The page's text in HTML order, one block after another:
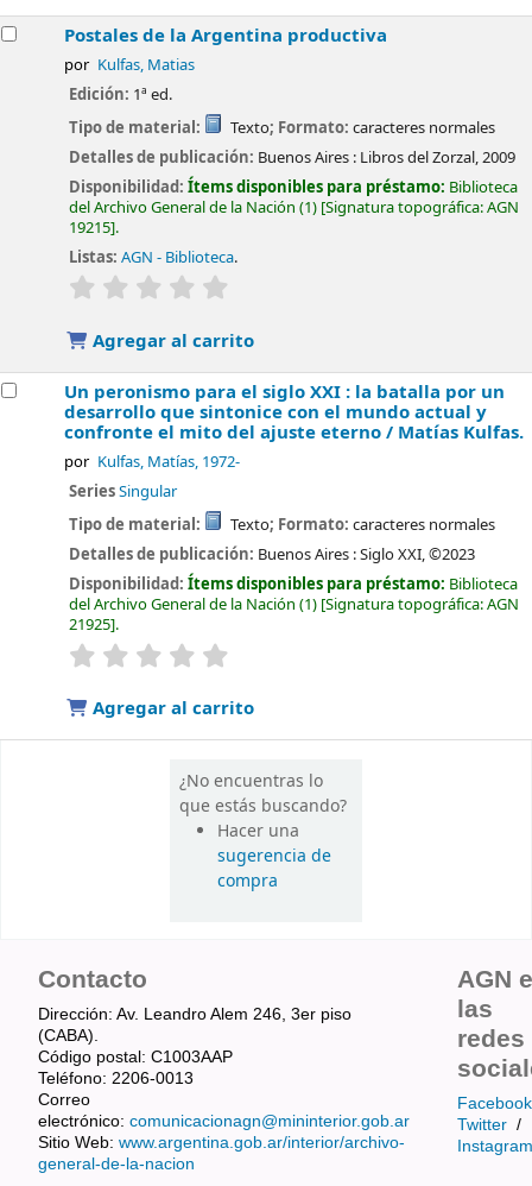
Postales de la Argentina productiva
por Kulfas, Matias
Edición: 1ª ed.
Tipo de material:
Texto; Formato: caracteres normales
Detalles de publicación: Buenos Aires : Libros del Zorzal,2009
Disponibilidad:Ítems disponibles para préstamo: Biblioteca
del Archivo General de la Nación (1) Signatura topográfica:AGN
19215 .
Listas: AGN - Biblioteca.
valoración
Agregar al carrito
Un peronismo para el siglo XXI : la batalla por un
desarrollo que sintonice con el mundo actual y
confronte el mito del ajuste eterno / Matías Kulfas.
por Kulfas, Matías, 1972-
SeriesSingular
Tipo de material:
Texto; Formato: caracteres normales
Detalles de publicación: Buenos Aires :Siglo XXI,©2023
Disponibilidad:Ítems disponibles para préstamo: Biblioteca
del Archivo General de la Nación (1) Signatura topográfica:AGN
21925 .
valoración
Agregar al carrito
¿No encuentras lo
que estás buscando?
Hacer una
sugerencia de
compra
Contacto
Dirección: Av. Leandro Alem 246, 3er piso
(CABA).
Código postal: C1003AAP
Teléfono: 2206-0013
Correo
electrónico: comunicacionagn@mininterior.gob.ar
Sitio Web: www.argentina.gob.ar/interior/archivo-
general-de-la-nacion
AGN
las
redes
Facebook
Twitter /
Instagram